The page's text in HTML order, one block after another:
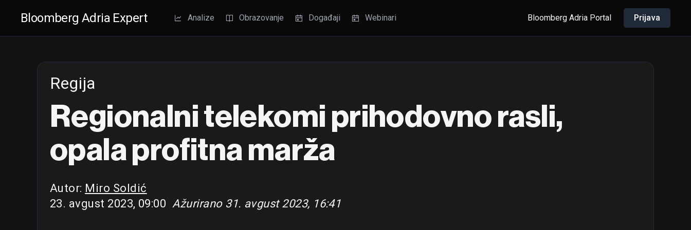
Bloomberg Adria Expert Analize Obrazovanje Događaji Webinari Bloomberg Adria Portal Prijava
Regija
Regionalni telekomi prihodovno rasli,
opala profitna marža
Autor: Miro Soldić
23. avgust 2023, 09:00 Ažurirano 31. avgust 2023, 16:41